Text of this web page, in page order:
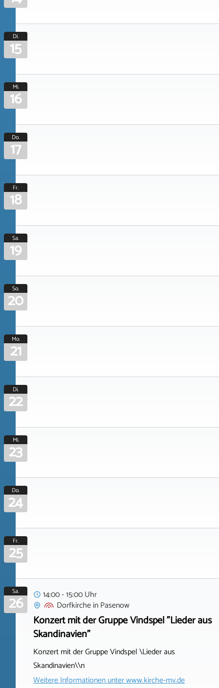
Di.
15
Mi.
16
Do.
17
Fr.
18
Sa.
19
So.
20
Mo.
21
Di.
22
Mi.
23
Do.
24
Fr.
25
Sa.
26
14:00 - 15:00 Uhr
DorfkircheinPasenow
Konzert mit der Gruppe Vindspel "Lieder aus
Skandinavien"
Konzert mit der Gruppe Vindspel \Lieder aus
Skandinavien\\n
Weitere Informationen unterwww.kirche-mv.de